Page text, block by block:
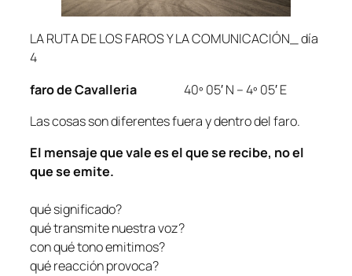
LA RUTA DE LOS FAROS Y LA COMUNICACIÓN_ día
4
faro de Cavalleria 40º 05′ N – 4º 05′ E
Las cosas son diferentes fuera y dentro del faro.
El mensaje que vale es el que se recibe, no el
que se emite.
qué significado?
qué transmite nuestra voz?
con qué tono emitimos?
qué reacción provoca?